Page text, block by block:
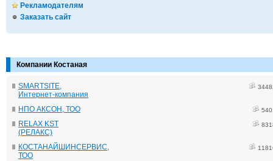
Рекламодателям
Заказать сайт
Компании Костаная
SMARTSITE,
Интернет-компания
НПО АКСОН, ТОО
RELAX KST
(РЕЛАКС)
КОСТАНАЙШИНСЕРВИС,
ТОО